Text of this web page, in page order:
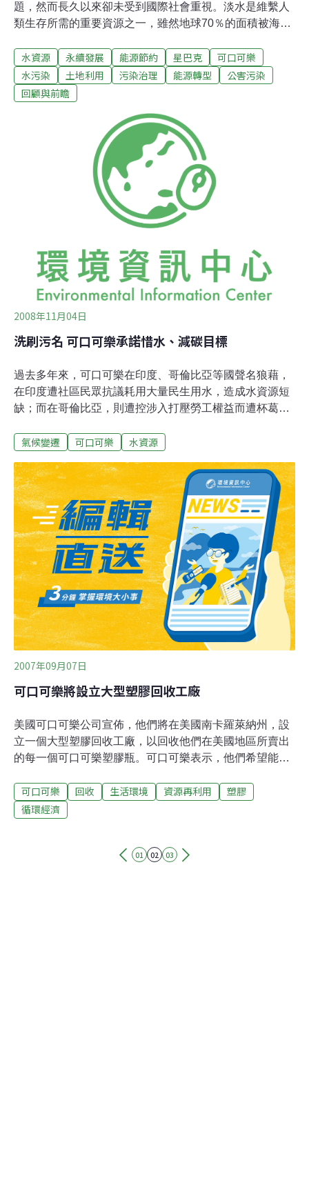
題，然而長久以來卻未受到國際社會重視。淡水是維繫人
類生存所需的重要資源之一，雖然地球70％的面積被海水
水大多以冰的形式存在，人類可方便取用的淡水不到總水
量的1%。潔淨的飲用水不足嚴重地影響到生物健康與社會
發展，然而過去對水資源的管理卻一直缺乏具體策略和作
法。 在聯合國千禧年領袖會議上，世界各國達成協議，決
心在2015年前將無法得到潔淨飲用水的人數減少一半，並
在2005年前制定出有效的管理和利用水資源的措施。然而
在2008年3月23日的「世界水日」前夕，聯合國秘書長潘
基文坦言，至2015年全球仍將有21億人無法擁有基本的衛
生及水設施，無法達到聯合國在公元2000年通過的千禧年
發展目標。潘基文說，造成水問題的因素包括人口增長、
貧窮、投資不足等，但罪魁禍首則是缺乏政治意願。他敦
水資源 永續發展 能源節約 星巴克
可口可樂
水污染
土地利用 污染治理 能源轉型
公害污染
回顧與前瞻
2008年11月04日
洗刷污名 可口可樂承諾惜水、減碳目標
過去多年來，可口可樂在印度、哥倫比亞等國聲名狼藉，
在印度遭社區民眾抗議耗用大量民生用水，造成水資源短
缺；而在哥倫比亞，則遭控涉入打壓勞工權益而遭杯葛。
團體合作進行惜水計畫與減少碳排放。世界自然基金會
2012年前減少全球廠房的用水量至2004年用量的20%，大
約可節省每年500億公升的飲用水。減碳方面，可口可樂
也設定了相當有企圖心的二氧化碳減排目標，承諾要「企
業成長、而非碳量成長」（grow the business, not the
carbon），達到在已開發國家中減少相對於2004年排碳量
的5%。這個行動預計可以在2015年減少200萬噸的二氧化
碳，等於種植了25萬公頃的樹林。
氣候變遷 可口可樂 水資源
2007年09月07日
可口可樂將設立大型塑膠回收工廠
美國可口可樂公司宣佈，他們將在美國南卡羅萊納州，設
立一個大型塑膠回收工廠，以回收他們在美國地區所賣出
的每一個可口可樂塑膠瓶。可口可樂表示，他們希望能回
標，所以他們希望先儘可能做到，目前，大約可以先回收
10%的塑膠瓶，而回收的塑膠瓶，還是會用來製造飲料瓶
可口可樂 回收 生活環境 資源再利用
塑膠
循環經濟
01 02 03